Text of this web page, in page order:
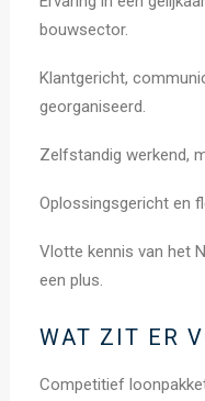
bouwsector.
Klantgericht,
georganiseerd.
Zelfstandig werkend,
Oplossingsgericht en
Vlotte kennis van het
een plus.
WAT ZIT ER
Competitief